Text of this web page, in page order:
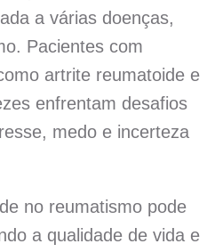
a várias doenças,
Pacientes com
artrite reumatoide e
enfrentam desafios
medo e incerteza
no reumatismo pode
a qualidade de vida e